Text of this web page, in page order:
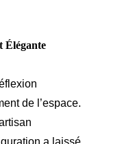
Élégante
de l’espace.
a laissé